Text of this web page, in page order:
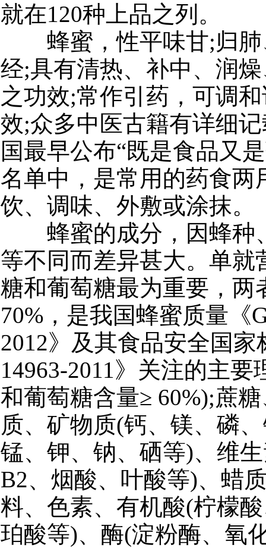
就在120种上品之列。
蜂蜜，性平味甘;归肺
经;具有清热、补中、润
之功效;常作引药，可调
效;众多中医古籍有详细
国最早公布“既是食品又
名单中，是常用的药食两
饮、调味、外敷或涂抹。
蜂蜜的成分，因蜂种
等不同而差异甚大。单就
糖和葡萄糖最为重要，两
70%，是我国蜂蜜质量《
2012》及其食品安全国家
14963-2011》关注的主要
和葡萄糖含量≥ 60%);蔗
质、矿物质(钙、镁、磷
锰、钾、钠、硒等)、维
B2、烟酸、叶酸等)、蜡
料、色素、有机酸(柠檬
珀酸等)、酶(淀粉酶、氧